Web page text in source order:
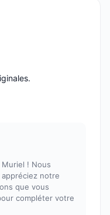
! Nous
notre
que vous
compléter votre